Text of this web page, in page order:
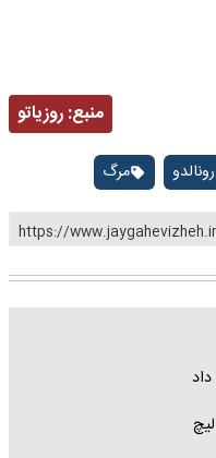
منبع:روزیاتو
مرگ
https://